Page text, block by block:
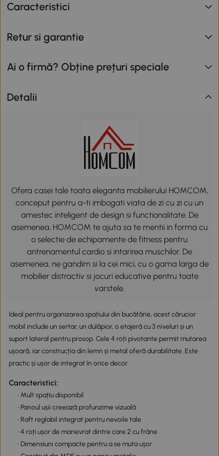
Caracteristici
Retur si garantie
Ai o firmă? Obține prețuri speciale
Detalii
Ofera casei tale toata eleganta mobilierului HOMCOM,
conceput pentru a-ti imbogati viata de zi cu zi cu un
amestec inteligent de design si functionalitate. De
asemenea, HOMCOM te ajuta sa te mentii in forma cu
o selectie de echipamente de fitness pentru
antrenamentul cardio si intarirea muschilor. De
asemenea, ne gandim si la cei mici, cu o gama larga de
mobilier distractiv si jocuri educative pentru toate
varstele.
Ideal pentru organizarea spațiului din bucătărie, acest cărucior
mobil include un sertar, un dulăpior, o etajeră cu 3 niveluri și un
suport lateral pentru prosop. Cele 4 roți pivotante permit mutarea
ușoară, iar construcția din lemn și metal oferă durabilitate. Este
practic și ușor de integrat în orice decor.
Caracteristici:
• Mult spațiu disponibil
• Panoul ușii creează profunzime vizuală
• Raft reglabil integrat pentru nevoile tale
• 4 roți ușor de manevrat dintre care 2 cu frâne
• Dimensiuni compacte pentru a se muta ușor